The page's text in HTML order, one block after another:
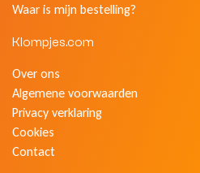
Waar is mijn bestelling?
Klompjes.com
Over ons
Algemene voorwaarden
Privacy verklaring
Cookies
Contact